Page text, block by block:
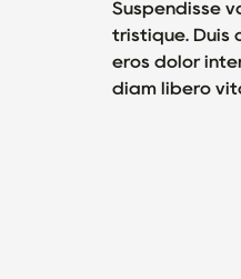
Suspendisse
tristique. Duis
eros dolor
diam libero